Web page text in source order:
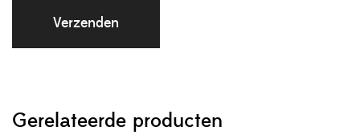
Gerelateerde producten